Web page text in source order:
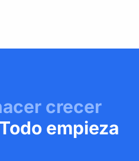
crecer
Todo empieza